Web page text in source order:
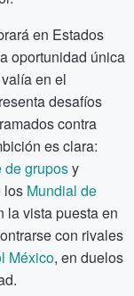
en Estados
oportunidad única
en el
desafíos
contra
es clara:
de gruposy
los Mundial de
la vista puesta en
con rivales
México, en duelos